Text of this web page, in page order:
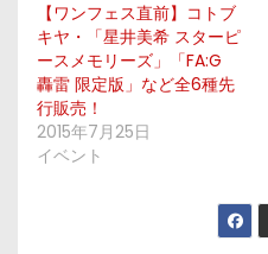
【ワンフェス直前】コトブ
キヤ・「星井美希 スターピ
ースメモリーズ」「FA:G
轟雷 限定版」など全6種先
行販売！
2015年7月25日
イベント